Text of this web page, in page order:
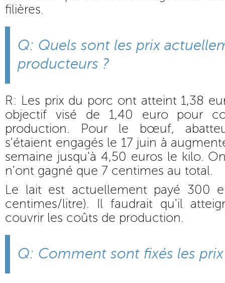
filières.
Q: Quels sont les prix
producteurs ?
R: Les prix du porc ont atteint 1,38
objectif visé de 1,40 euro pour
production. Pour le bœuf,
s'étaient engagés le 17 juin à
semaine jusqu'à 4,50 euros le kilo.
n'ont gagné que 7 centimes au total.
Le lait est actuellement payé 300
centimes/litre). Il faudrait qu'il
couvrir les coûts de production.
Q: Comment sont fixés les